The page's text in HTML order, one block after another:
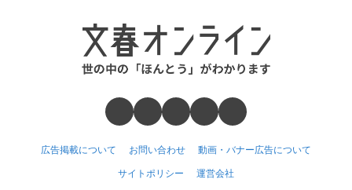
広告掲載について お問い合わせ 動画・バナー広告について
サイトポリシー 運営会社